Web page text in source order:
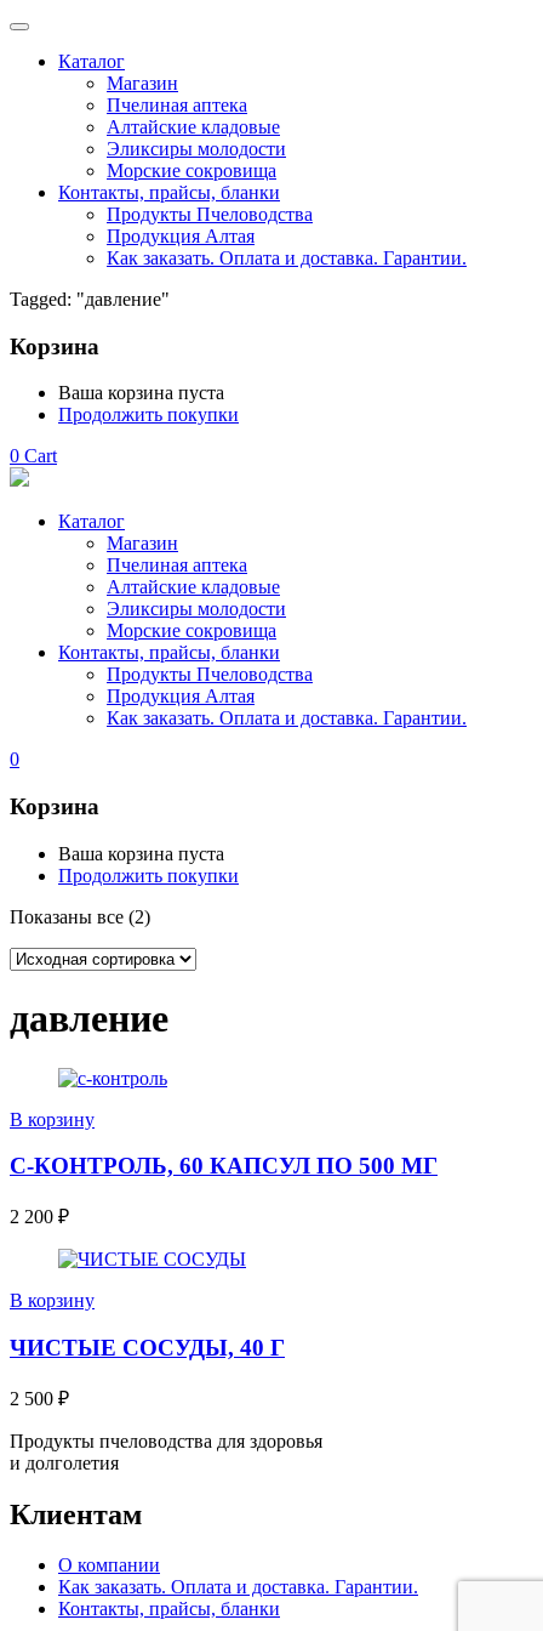
Каталог
Магазин
Пчелиная аптека
Алтайские кладовые
Эликсиры молодости
Морские сокровища
Контакты, прайсы, бланки
Продукты Пчеловодства
Продукция Алтая
Как заказать. Оплата и доставка. Гарантии.
Tagged: "давление"
Корзина
Ваша корзина пуста
Продолжить покупки
0 Cart
Каталог
Магазин
Пчелиная аптека
Алтайские кладовые
Эликсиры молодости
Морские сокровища
Контакты, прайсы, бланки
Продукты Пчеловодства
Продукция Алтая
Как заказать. Оплата и доставка. Гарантии.
0
Корзина
Ваша корзина пуста
Продолжить покупки
Показаны все (2)
давление
В корзину
С-КОНТРОЛЬ, 60 КАПСУЛ ПО 500 МГ
2 200 ₽
В корзину
ЧИСТЫЕ СОСУДЫ, 40 Г
2 500 ₽
Продукты пчеловодства для здоровья
и долголетия
Клиентам
О компании
Как заказать. Оплата и доставка. Гарантии.
Контакты, прайсы, бланки